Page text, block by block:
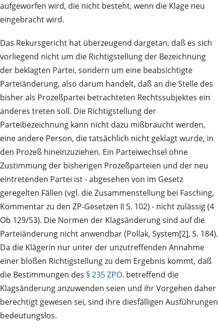
aufgeworfen wird, die nicht besteht, wenn die Klage neu
eingebracht wird.
Das Rekursgericht hat überzeugend dargetan, daß es sich
vorliegend nicht um die Richtigstellung der Bezeichnung
der beklagten Partei, sondern um eine beabsichtigte
Parteiänderung, also darum handelt, daß an die Stelle des
bisher als Prozeßpartei betrachteten Rechtssubjektes ein
anderes treten soll. Die Richtigstellung der
Parteibezeichnung kann nicht dazu mißbraucht werden,
eine andere Person, die tatsächlich nicht geklagt wurde, in
den Prozeß hineinzuziehen. Ein Parteiwechsel ohne
Zustimmung der bisherigen Prozeßparteien und der neu
eintretenden Partei ist - abgesehen von im Gesetz
geregelten Fällen (vgl. die Zusammenstellung bei Fasching,
Kommentar zu den ZP-Gesetzen II S. 102) - nicht zulässig (4
Ob 129/53). Die Normen der Klagsänderung sind auf die
Parteiänderung nicht anwendbar (Pollak, System[2], S. 184).
Da die Klägerin nur unter der unzutreffenden Annahme
einer bloßen Richtigstellung zu dem Ergebnis kommt, daß
die Bestimmungen des § 235 ZPO. betreffend die
Klagsänderung anzuwenden seien und ihr Vorgehen daher
berechtigt gewesen sei, sind ihre diesfälligen Ausführungen
bedeutungslos.